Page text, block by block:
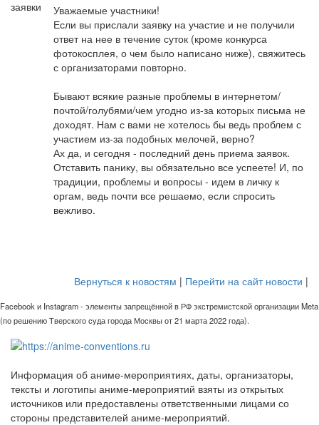
Уважаемые участники!
Если вы прислали заявку на участие и не получили
ответ на нее в течение суток (кроме конкурса
фотокосплея, о чем было написано ниже), свяжитесь
с организаторами повторно.
Бывают всякие разные проблемы в интернетом/
почтой/голубями/чем угодно из-за которых письма не
доходят. Нам с вами не хотелось бы ведь проблем с
участием из-за подобных мелочей, верно?
Ах да, и сегодня - последний день приема заявок.
Отставить панику, вы обязательно все успеете! И, по
традиции, проблемы и вопросы - идем в личку к
оргам, ведь почти все решаемо, если спросить
вежливо.
Вернуться к новостям | Перейти на сайт новости |
Facebook и Instagram - элементы запрещённой в РФ экстремистской организации Meta
(по решению Тверского суда города Москвы от 21 марта 2022 года).
Информация об аниме-мероприятиях, даты, организаторы,
тексты и логотипы аниме-мероприятий взяты из открытых
источников или предоставлены ответственными лицами со
стороны представителей аниме-мероприятий.